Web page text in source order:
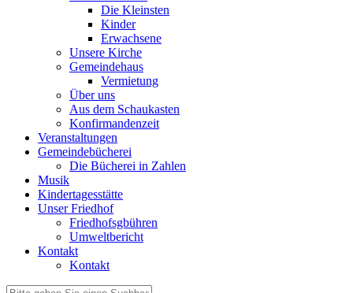
Die Kleinsten
Kinder
Erwachsene
Unsere Kirche
Gemeindehaus
Vermietung
Über uns
Aus dem Schaukasten
Konfirmandenzeit
Veranstaltungen
Gemeindebücherei
Die Bücherei in Zahlen
Musik
Kindertagesstätte
Unser Friedhof
Friedhofsgbühren
Umweltbericht
Kontakt
Kontakt